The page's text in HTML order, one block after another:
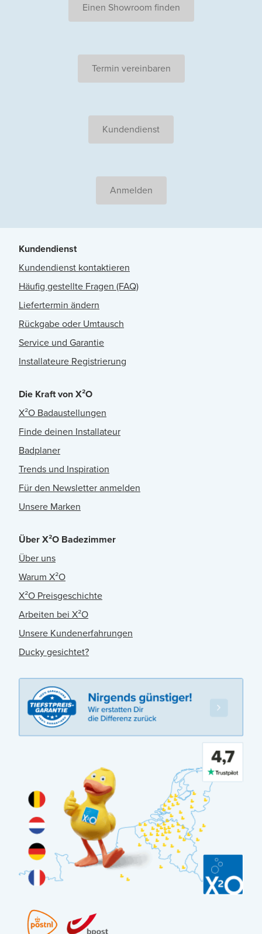
Einen Showroom finden
Termin vereinbaren
Kundendienst
Anmelden
Kundendienst
Kundendienst kontaktieren
Häufig gestellte Fragen (FAQ)
Liefertermin ändern
Rückgabe oder Umtausch
Service und Garantie
Installateure Registrierung
Die Kraft von X²O
X²O Badaustellungen
Finde deinen Installateur
Badplaner
Trends und Inspiration
Für den Newsletter anmelden
Unsere Marken
Über X²O Badezimmer
Über uns
Warum X²O
X²O Preisgeschichte
Arbeiten bei X²O
Unsere Kundenerfahrungen
Ducky gesichtet?